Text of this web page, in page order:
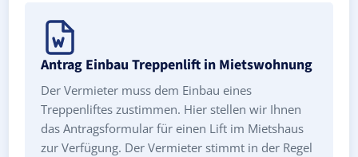
Antrag Einbau Treppenlift in Mietswohnung
Der Vermieter muss dem Einbau eines
Treppenliftes zustimmen. Hier stellen wir Ihnen
das Antragsformular für einen Lift im Mietshaus
zur Verfügung. Der Vermieter stimmt in der Regel